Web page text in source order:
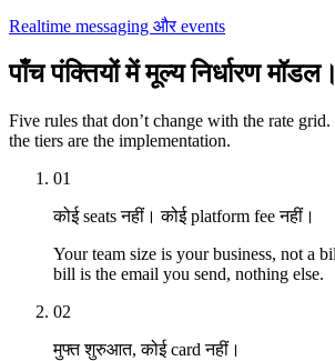
Realtime messaging और events
पाँच पंक्तियों में मूल्य निर्धारण मॉडल।
Five rules that don’t change with the rate grid.
the tiers are the implementation.
01
कोई seats नहीं। कोई platform fee नहीं।
Your team size is your business, not a
bill is the email you send, nothing else.
02
मुफ्त शुरुआत, कोई card नहीं।